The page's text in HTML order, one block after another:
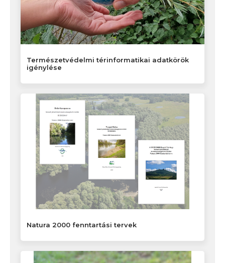
Természetvédelmi térinformatikai adatkörök
igénylése
Natura 2000 fenntartási tervek